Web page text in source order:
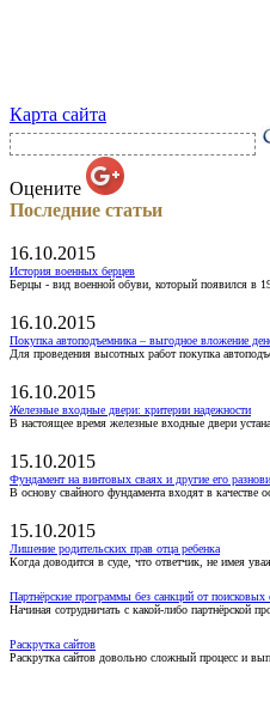
Карта сайта
Оцените
Последние статьи
16.10.2015
История военных берцев
Берцы - вид военной обуви, который появился в
16.10.2015
Покупка автоподъемника – выгодное вложение
Для проведения высотных работ покупка
16.10.2015
Железные входные двери: критерии надежности
В настоящее время железные входные двери
15.10.2015
Фундамент на винтовых сваях и другие его
В основу свайного фундамента входят в
15.10.2015
Лишение родительских прав отца ребенка
Когда доводится в суде, что ответчик, не имея
Партнёрские программы без санкций от поисковых
Начиная сотрудничать с какой-либо партнёрской
Раскрутка сайтов
Раскрутка сайтов довольно сложный процесс и